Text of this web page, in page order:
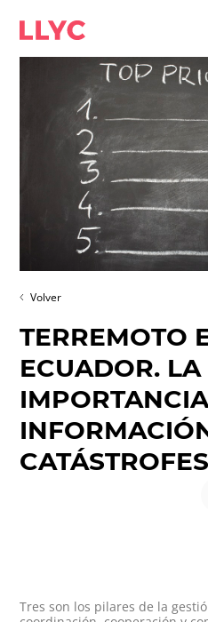
Volver
TERREMOTO
ECUADOR. LA
CATÁSTROFES
Tres son los pilares de la